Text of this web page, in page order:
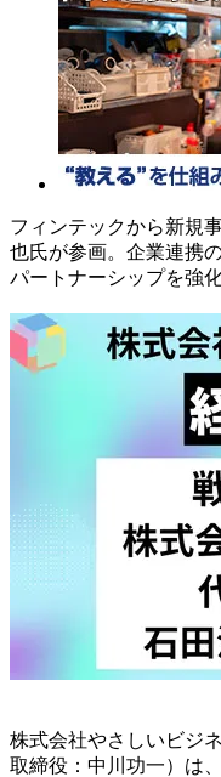
フィンテックから新規
也氏が参画。企業連携
パートナーシップを強
株式会社やさしいビジ
取締役：中川功一）は